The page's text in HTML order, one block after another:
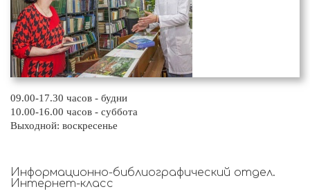
09.00-17.30 часов - будни
10.00-16.00 часов - суббота
Выходной: воскресенье
Информационно-библиографический отдел.
Интернет-класс